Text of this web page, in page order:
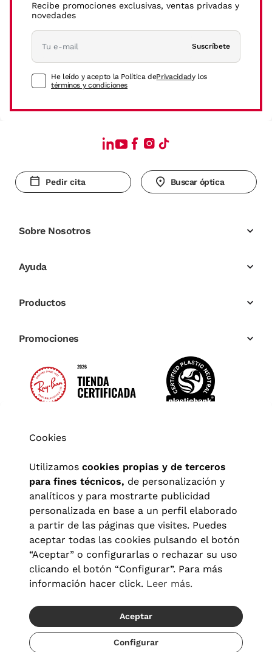
Recíbelo del 21/08 al 23/08
Recibe promociones exclusivas, ventas privadas y
novedades
Suscríbete
He leído y acepto la Política dePrivacidady los
términos y condiciones
Pedir cita Buscar óptica
Sobre Nosotros
Ayuda
Productos
Promociones
Aviso legal| Política de privacidad Términos y condiciones
Política de cookies|Configuración de cookies
© 2026 Visionlab España
Cookies
Utilizamos cookies propias y de terceros
para fines técnicos, de personalización y
analíticos y para mostrarte publicidad
personalizada en base a un perfil elaborado
a partir de las páginas que visites. Puedes
aceptar todas las cookies pulsando el botón
“Aceptar” o configurarlas o rechazar su uso
clicando el botón “Configurar”. Para más
información hacer click. Leer más.
Aceptar
Configurar